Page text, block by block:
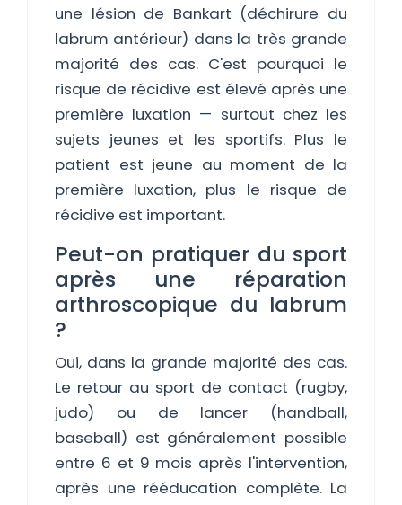
une lésion de Bankart (déchirure du
labrum antérieur) dans la très grande
majorité des cas. C'est pourquoi le
risque de récidive est élevé après une
première luxation — surtout chez les
sujets jeunes et les sportifs. Plus le
patient est jeune au moment de la
première luxation, plus le risque de
récidive est important.
Peut-on pratiquer du sport
après une réparation
arthroscopique du labrum
?
Oui, dans la grande majorité des cas.
Le retour au sport de contact (rugby,
judo) ou de lancer (handball,
baseball) est généralement possible
entre 6 et 9 mois après l'intervention,
après une rééducation complète. La